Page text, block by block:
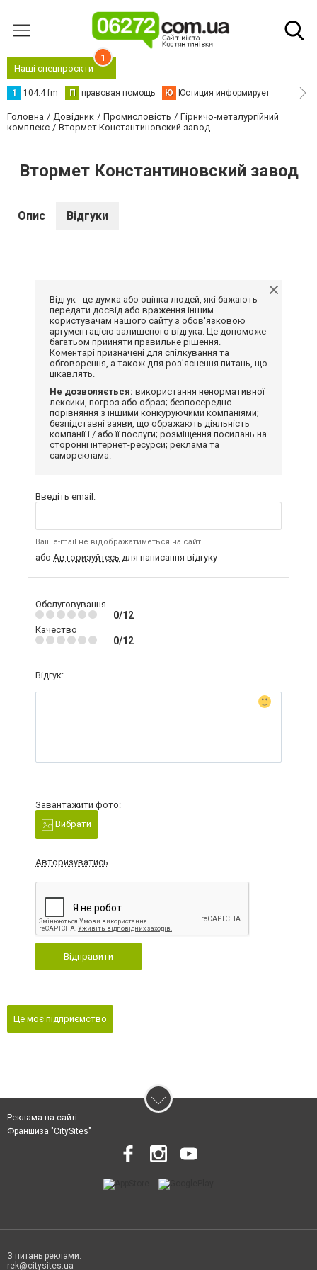
Наші спецпроєкти
1
1 104.4 fm П правовая помощь Ю Юстиция информирует
Головна Довідник Промисловість
Гірничо-металургійний
комплекс
Втормет Константиновский завод
Втормет Константиновский завод
Опис Відгуки
Відгук - це думка або оцінка людей, які бажають
передати досвід або враження іншим
користувачам нашого сайту з обов'язковою
аргументацією залишеного відгука. Це допоможе
багатьом прийняти правильне рішення.
Коментарі призначені для спілкування та
обговорення, а також для роз'яснення питань, що
цікавлять.
Не дозволяється: використання ненормативної
лексики, погроз або образ; безпосереднє
порівняння з іншими конкуруючими компаніями;
безпідставні заяви, що ображають діяльність
компанії і / або її послуги; розміщення посилань на
сторонні інтернет-ресурси; реклама та
самореклама.
Введіть email:
Ваш e-mail не відображатиметься на сайті
або Авторизуйтесь для написання відгуку
Обслуговування
0/12
Качество
0/12
Відгук:
Завантажити фото:
Вибрати
Авторизуватись
Відправити
Це моє підприємство
Реклама на сайті
Франшиза "CitySites"
З питань реклами:
rek@citysites.ua